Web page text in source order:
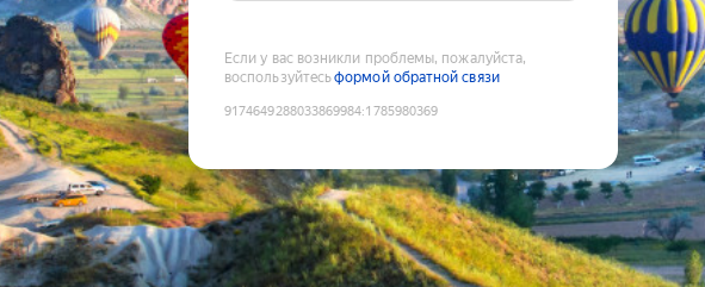
Если у вас возникли проблемы, пожалуйста,
воспользуйтесьформой обратной связи
9174649288033869984:1785980369